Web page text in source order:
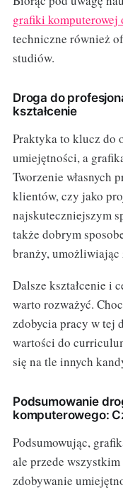
grafiki komputerowej
techniczne również
studiów.
Droga do
kształcenie
Praktyka to klucz do
umiejętności, a
Tworzenie własnych
klientów, czy jako
najskuteczniejszym
także dobrym
branży,
Dalsze kształcenie i
warto rozważyć.
zdobycia pracy w tej
wartości do
się na tle innych
Podsumowanie
komputerowego:
Podsumowując,
ale przede
zdobywanie